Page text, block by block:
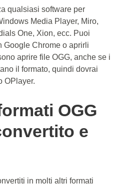
qualsiasi software per
Media Player, Miro,
One, Xion, ecc. Puoi
Google Chrome o aprirli
aprire file OGG, anche se i
il formato, quindi dovrai
OPlayer.
OGG
e
in molti altri formati